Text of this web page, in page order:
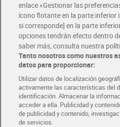
Folletos y Tiendas
Descubre las mejores ofertas y
Tarjeta MaX Dia
Te devuelve hasta 8€/mes de tus
¡Solicita tu tarjeta de crédito aquí!
COMER MEJOR
COLABORA CON DIA ABRE TU
enlace «Gestionar las
ícono flotante en la parte inferior
si corresponde] en la parte
opciones tendrán efecto dentro
saber más, consulta nuestra
Tanto nosotros como nuestros
datos para proporcionar:
Utilizar datos de localización
activamente las características del
identificación. Almacenar la
acceder a ella. Publicidad y
de publicidad y contenido,
de servicios.